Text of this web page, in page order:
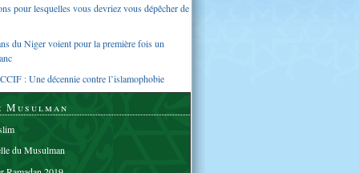
pour lesquelles vous devriez vous dépêcher de
du Niger voient pour la première fois un
: Une décennie contre l’islamophobie
Musulman
du Musulman